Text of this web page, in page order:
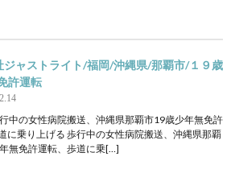
ジャストライト/福岡/沖縄県/那覇市/１９歳
許運転
中の女性病院搬送、沖縄県那覇市19歳少年無免許
に乗り上げる 歩行中の女性病院搬送、沖縄県那覇
無免許運転、歩道に乗[…]